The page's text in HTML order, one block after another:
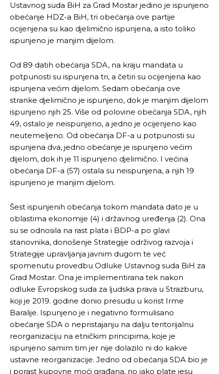
Ustavnog suda BiH za Grad Mostar jedino je ispunjeno
obećanje HDZ-a BiH, tri obećanja ove partije
ocijenjena su kao djelimično ispunjena, a isto toliko
ispunjeno je manjim dijelom.
Od 89 datih obećanja SDA, na kraju mandata u
potpunosti su ispunjena tri, a četiri su ocijenjena kao
ispunjena većim dijelom. Sedam obećanja ove
stranke djelimično je ispunjeno, dok je manjim dijelom
ispunjeno njih 25. Više od polovine obećanja SDA, njih
49, ostalo je neispunjeno, a jedno je ocijenjeno kao
neutemeljeno. Od obećanja DF-a u potpunosti su
ispunjena dva, jedno obećanje je ispunjeno većim
dijelom, dok ih je 11 ispunjeno djelimično. I većina
obećanja DF-a (57) ostala su neispunjena, a njih 19
ispunjeno je manjim dijelom.
Šest ispunjenih obećanja tokom mandata dato je u
oblastima ekonomije (4) i državnog uređenja (2). Ona
su se odnosila na rast plata i BDP-a po glavi
stanovnika, donošenje Strategije održivog razvoja i
Strategije upravljanja javnim dugom te već
spomenutu provedbu Odluke Ustavnog suda BiH za
Grad Mostar. Ona je implementirana tek nakon
odluke Evropskog suda za ljudska prava u Strazburu,
koji je 2019. godine donio presudu u korist Irme
Baralije. Ispunjeno je i negativno formulisano
obećanje SDA o nepristajanju na dalju teritorijalnu
reorganizaciju na etničkim principima, koje je
ispunjeno samim tim jer nije dolazilo ni do kakve
ustavne reorganizacije. Jedno od obećanja SDA bio je
i porast kupovne moći građana, no iako plate jesu